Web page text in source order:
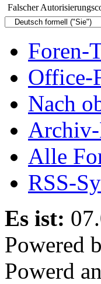
Falscher
Foren-
Office-
Nach
Alle
RSS-
Es ist:
Powered
Powerd